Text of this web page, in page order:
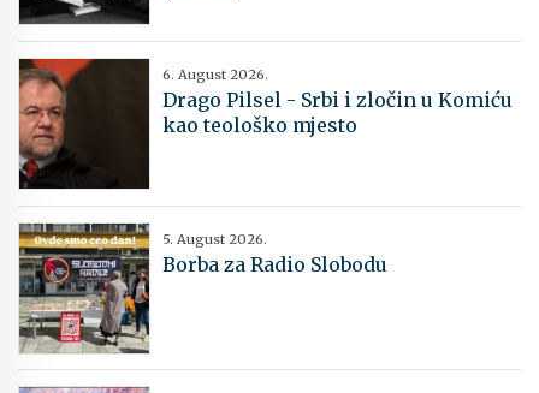
6. August 2026.
Drago Pilsel - Srbi i zločin u Komiću
kao teološko mjesto
5. August 2026.
Borba za Radio Slobodu